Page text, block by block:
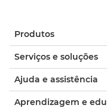
Produtos
Serviços e soluções
Ajuda e assistência
Aprendizagem e